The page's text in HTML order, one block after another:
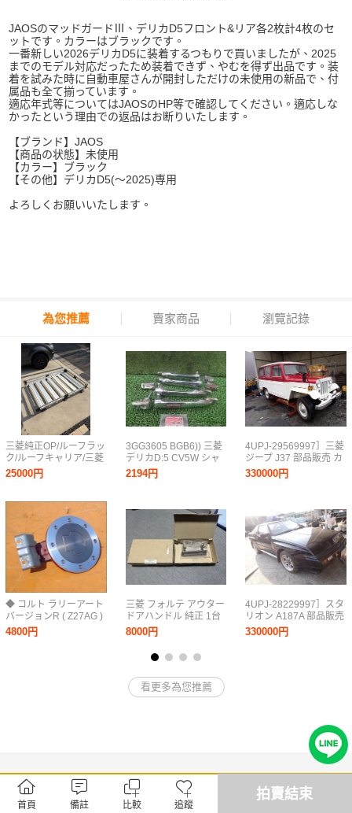
首頁 備註 比較 追蹤
拍賣結束
JAOSのマッドガードⅢ、デリカD5フロント&リア各2枚計4枚のセ
ットです。カラーはブラックです。
一番新しい2026デリカD5に装着するつもりで買いましたが、2025
までのモデル対応だったため装着できず、やむを得ず出品です。装
着を試みた時に自動車屋さんが開封しただけの未使用の新品で、付
属品も全て揃っています。
適応年式等についてはJAOSのHP等で確認してください。適応しな
かったという理由での返品はお断りいたします。
【ブランド】JAOS
【商品の状態】未使用
【カラー】ブラック
【その他】デリカD5(〜2025)専用
よろしくお願いいたします。
為您推薦 賣家商品 瀏覽記錄
三菱純正OP/ルーフラッ
ク/ルーフキャリア/三菱
デリカD5/DELICA
25000円
◆ コルト ラリーアート
バージョンR ( Z27AG )
用 純正OP？ フューエ
ルリッド 給油口 ◆
4800円
3GG3605 BGB6)) 三菱
デリカD:5 CV5W シャ
モニー8人 純正 ドアア
ウターハンドルセット
2194円
三菱 フォルテ アウター
ドアハンドル 純正 1台
分
8000円
4UPJ-29569997］三菱
ジープ J37 部品販売 カ
ットボディ コアサポー
ト フェンダー ガラス
330000円
4UPJ-28229997］スタ
リオン A187A 部品販売
カットボディ コアサポ
ート フェンダー ガラス
330000円
看更多為您推薦